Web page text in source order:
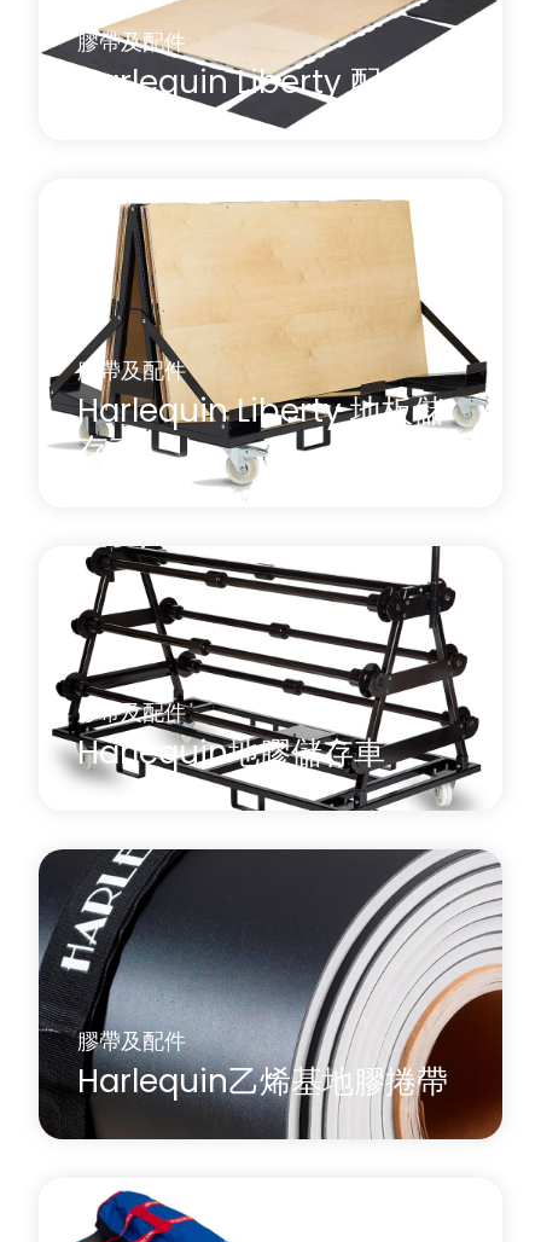
膠帶及配件
Harlequin Liberty 配件
一系列配件配備 Harlequin Liberty 使用。
了解更多
關於 Harlequin Liberty 配件
膠帶及配件
Harlequin Liberty 地板儲
存車
Harlequin Liberty 面板推車可安全存放和輕鬆搬運
Harlequin Liberty 彈簧地板面板、邊緣裝飾條和坡
道。
了解更多
關於 Harlequin Liberty 地板儲存車
膠帶及配件
Harlequin地膠儲存車
如果您需要存放或移動 Harlequin 牌乙烯基捲材地
板，建議使用 Harlequin 牌乙烯基捲材推車。
了解更多
關於 Harlequin地膠儲存車
膠帶及配件
Harlequin乙烯基地膠捲帶
Harlequin 乙烯基地板捲帶分為 A 至 C 型，建議用於
固定卷在紙板芯上的 Harlequin 乙烯基舞蹈地板捲，